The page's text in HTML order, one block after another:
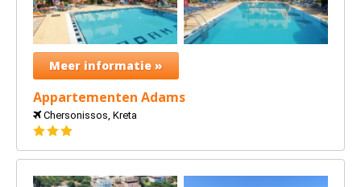
Meer informatie »
Appartementen Adams
Chersonissos, Kreta
3